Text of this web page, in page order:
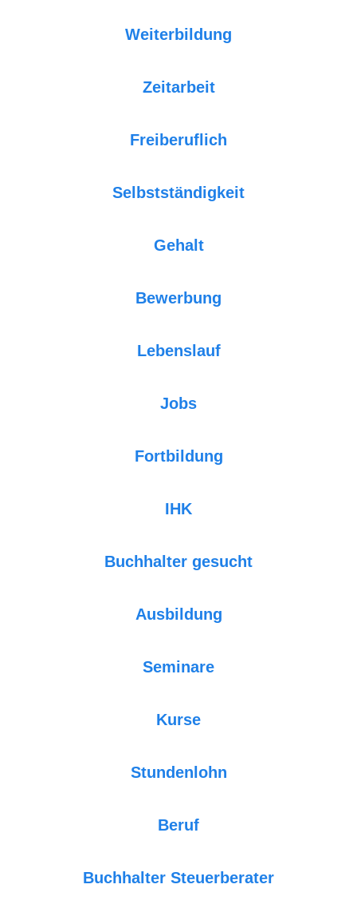
Weiterbildung
Zeitarbeit
Freiberuflich
Selbstständigkeit
Gehalt
Bewerbung
Lebenslauf
Jobs
Fortbildung
IHK
Buchhalter gesucht
Ausbildung
Seminare
Kurse
Stundenlohn
Beruf
Buchhalter Steuerberater